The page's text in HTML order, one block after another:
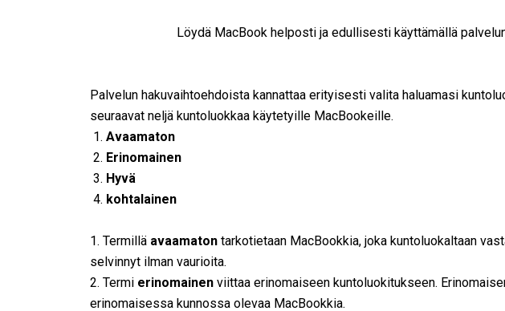
Löydä MacBook helposti ja edullisesti käyttämällä
Palvelun hakuvaihtoehdoista kannattaa erityisesti valita haluamasi
seuraavat neljä kuntoluokkaa käytetyille MacBookeille.
Avaamaton
Erinomainen
Hyvä
kohtalainen
1. Termillä avaamaton tarkotietaan MacBookkia, joka kuntoluokaltaan
selvinnyt ilman vaurioita.
2. Termi erinomainen viittaa erinomaiseen kuntoluokitukseen.
erinomaisessa kunnossa olevaa MacBookkia.